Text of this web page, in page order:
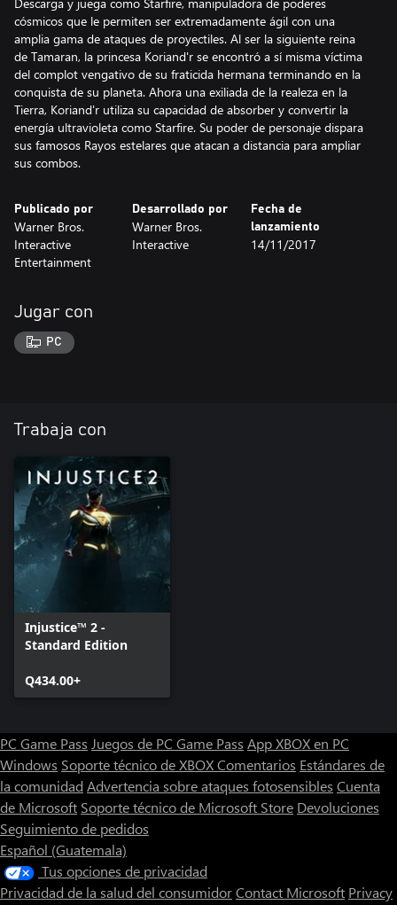
cósmicos que le permiten ser extremadamente ágil con una
amplia gama de ataques de proyectiles. Al ser la siguiente reina
de Tamaran, la princesa Koriand'r se encontró a sí misma víctima
del complot vengativo de su fraticida hermana terminando en la
conquista de su planeta. Ahora una exiliada de la realeza en la
Tierra, Koriand'r utiliza su capacidad de absorber y convertir la
energía ultravioleta como Starfire. Su poder de personaje dispara
sus famosos Rayos estelares que atacan a distancia para ampliar
sus combos.
Publicado por
Warner Bros.
Interactive
Entertainment
Desarrollado por
Warner Bros.
Interactive
Fecha de
lanzamiento
14/11/2017
Jugar con
PC
Trabaja con
Injustice™ 2 -
Standard Edition
Q434.00+
PC Game Pass Juegos de PC Game Pass App XBOX en PC
Windows Soporte técnico de XBOXComentarios Estándares de
la comunidad Advertencia sobre ataques fotosensibles Cuenta
de Microsoft Soporte técnico de Microsoft Store Devoluciones
Seguimiento de pedidos
Español (Guatemala)
Tus opciones de privacidad
Privacidad de la salud del consumidorContact Microsoft Privacy